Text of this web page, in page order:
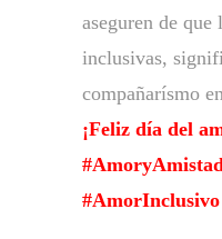
aseguren de que
inclusivas,
compañarísmo
¡Feliz día del
#AmorInclusivo